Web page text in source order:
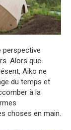
perspective
Alors que
Aiko ne
du temps et
à la
choses en main.